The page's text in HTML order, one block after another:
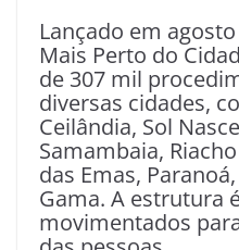
Lançado em
Mais Perto do
de 307 mil
diversas cidades,
Ceilândia, Sol
Samambaia,
das Emas,
Gama. A estrutura
movimentados